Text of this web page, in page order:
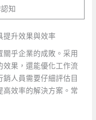
知
提升效果與效率
乎企業的成敗。采用
效果，還能優化工作流
人員需要仔細評估目
高效率的解決方案。常